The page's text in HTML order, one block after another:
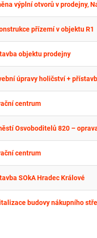
přízemí v objektu R1
objektu prodejny
centrum
Osvoboditelů 820 –
centrum
SOkA Hradec Králové